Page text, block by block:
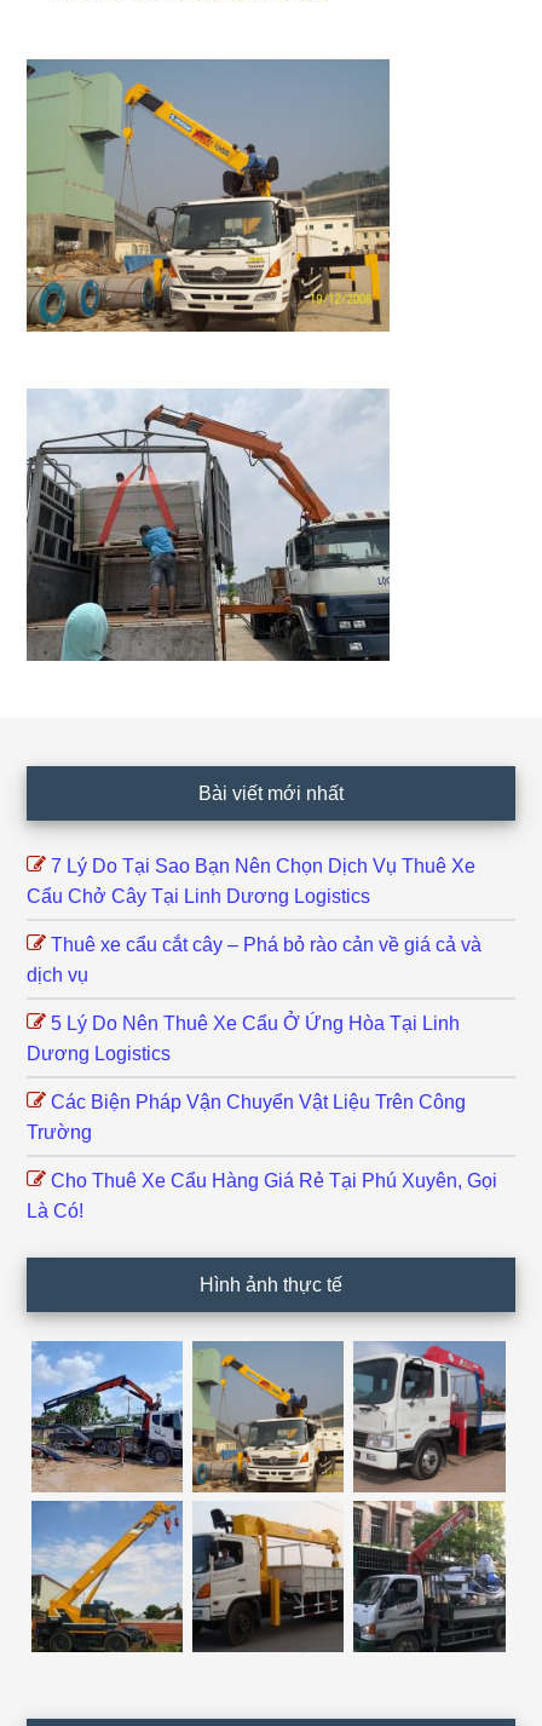
Bài viết mới nhất
7 Lý Do Tại Sao Bạn Nên Chọn Dịch Vụ Thuê Xe
Cẩu Chở Cây Tại Linh Dương Logistics
Thuê xe cẩu cắt cây – Phá bỏ rào cản về giá cả và
dịch vụ
5 Lý Do Nên Thuê Xe Cẩu Ở Ứng Hòa Tại Linh
Dương Logistics
Các Biện Pháp Vận Chuyển Vật Liệu Trên Công
Trường
Cho Thuê Xe Cẩu Hàng Giá Rẻ Tại Phú Xuyên, Gọi
Là Có!
Hình ảnh thực tế